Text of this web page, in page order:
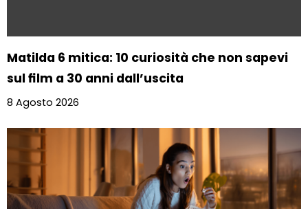
Matilda 6 mitica: 10 curiosità che non sapevi
sul film a 30 anni dall’uscita
8 Agosto 2026